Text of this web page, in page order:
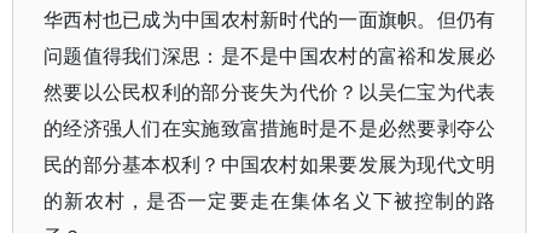
华西村也已成为中国农村新时代的一面旗帜。但仍有
问题值得我们深思：是不是中国农村的富裕和发展必
然要以公民权利的部分丧失为代价？以吴仁宝为代表
的经济强人们在实施致富措施时是不是必然要剥夺公
民的部分基本权利？中国农村如果要发展为现代文明
的新农村，是否一定要走在集体名义下被控制的路